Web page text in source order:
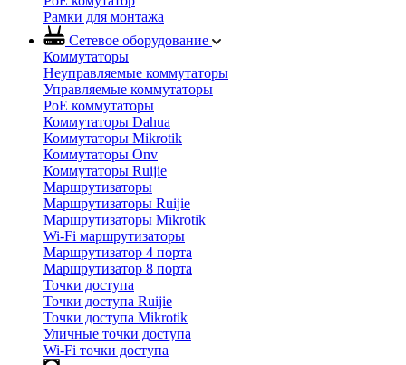
Рамки для монтажа
Сетевое оборудование
Коммутаторы
Неуправляемые коммутаторы
Управляемые коммутаторы
PoE коммутаторы
Коммутаторы Dahua
Коммутаторы Mikrotik
Коммутаторы Onv
Коммутаторы Ruijie
Маршрутизаторы
Маршрутизаторы Ruijie
Маршрутизаторы Mikrotik
Wi-Fi маршрутизаторы
Маршрутизатор 4 порта
Маршрутизатор 8 порта
Точки доступа
Точки доступа Ruijie
Точки доступа Mikrotik
Уличные точки доступа
Wi-Fi точки доступа